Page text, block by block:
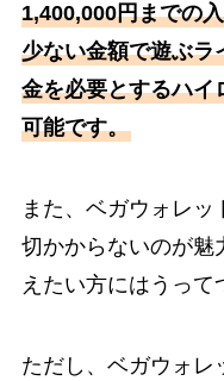
1,400,000円までの
少ない金額で遊ぶラ
金を必要とするハイ
可能です。
また、ベガウォレ
切かからないのが魅
えたい方にはうって
ただし、ベガウォレ